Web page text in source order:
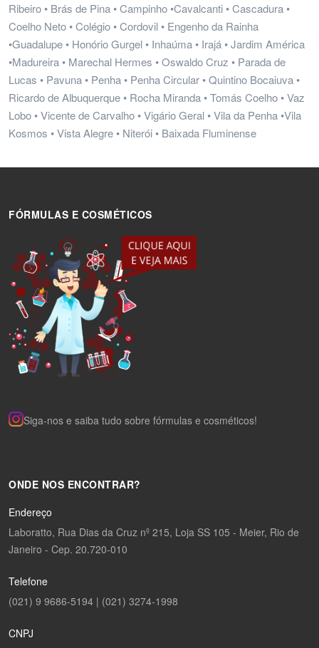
Ribeiro • Brás de Pina • Campinho •Cavalcanti • Cascadura •
Coelho Neto • Colégio • Cordovil • Engenho da Rainha
•Guadalupe • Honório Gurgel • Inhaúma • Irajá • Jardim América
•Madureira • Marechal Hermes • Oswaldo Cruz • Parada de
Lucas • Pavuna • Penha • Penha Circular • Quintino Bocaiuva •
Ricardo de Albuquerque • Rocha Miranda • Tomás Coelho • Vaz
Lobo • Vicente de Carvalho • Vigário Geral • Vila da Penha •Vila
Kosmos • Vista Alegre • Niterói • Baixada Fluminense
FÓRMULAS E COSMÉTICOS
Siga-nos e saiba tudo sobre fórmulas e cosméticos!
ONDE NOS ENCONTRAR?
Endereço
Laboratto, Rua Dias da Cruz nº 215, Loja SS 105 - Meier, Rio de
Janeiro - Cep. 20.720-010
Telefone
(021) 9 9686-5194 | (021) 3274-1998
CNPJ